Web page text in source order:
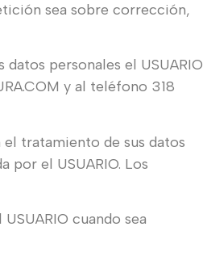
sea sobre corrección,
personales el USUARIO
y al teléfono 318
tratamiento de sus datos
por el USUARIO. Los
cuando sea